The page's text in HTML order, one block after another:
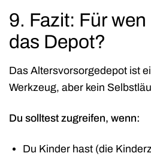
9. Fazit: Für
das Depot?
Das Altersvorsorgedepot ist
Werkzeug, aber kein
Du solltest zugreifen, wenn:
Du Kinder hast (die